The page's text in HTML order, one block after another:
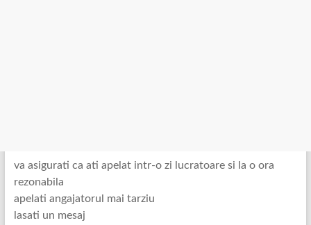
va asigurati ca ati apelat intr-o zi lucratoare si la o ora
rezonabila
apelati angajatorul mai tarziu
lasati un mesaj